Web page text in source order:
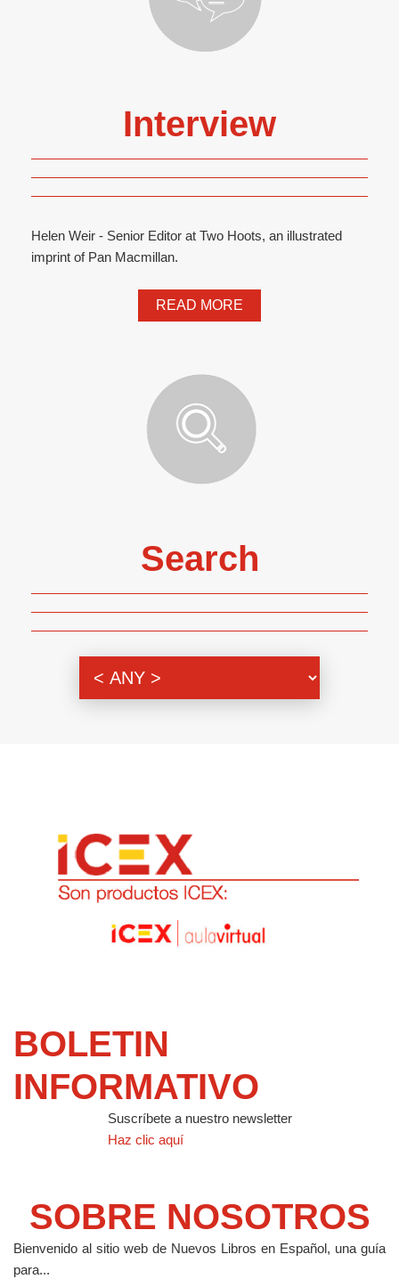
Interview
Helen Weir - Senior Editor at Two Hoots, an illustrated
imprint of Pan Macmillan.
READ MORE
Search
BOLETIN
INFORMATIVO
Suscríbete a nuestro newsletter
Haz clic aquí
SOBRE NOSOTROS
Bienvenido al sitio web de Nuevos Libros en Español, una guía
para...